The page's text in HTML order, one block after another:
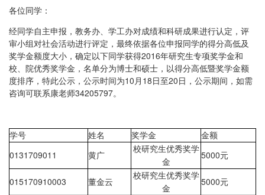
各位同学：
经同学自主申报，教务办、学工办对成绩和科研成果进行认定，评
审小组对社会活动进行评定，最终依据各位申报同学的得分高低及
奖学金额度大小，确定以下同学获得2016年研究生专项奖学金和
校、院优秀奖学金，名单分为博士和硕士，以得分高低暨奖学金额
度排序，特此公示，公示时间为10月18日至20日，公示期间，如需
咨询可联系康老师34205797。
学号 姓名 奖学金 金额
0131709011 黄广
校研究生优秀奖学
金
5000元
015170910003 董金云
校研究生优秀奖学
金
5000元